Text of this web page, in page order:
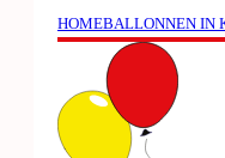
HOMEBALLONNEN IN